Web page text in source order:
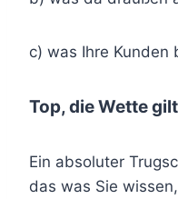
c) was Ihre Kunden
Top, die Wette
Ein absoluter
das was Sie